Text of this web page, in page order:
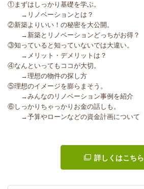
①まずはしっかり基礎を学ぶ。
→リノベーションとは？
②新築よりいい！の秘密を大公開。
→新築とリノベーションどっちがお得？
③知っていると知っていないでは大違い。
→メリット・デメリットは？
④なんといってもココが大切。
→理想の物件の探し方
⑤理想のイメージを膨らまそう。
→みんなのリノベーション事例を紹介
⑥しっかりちゃっかりお金の話しも。
→予算やローンなどの資金計画について
詳しくはこちら